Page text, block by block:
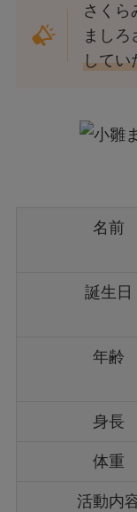
さくら
ましろ
してい
名前
誕生日
年齢
身長
体重
活動内